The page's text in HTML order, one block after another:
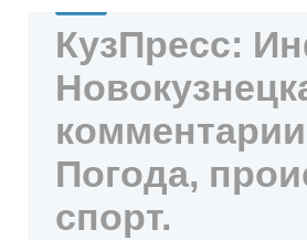
КузПресс:
Погода,
спорт.